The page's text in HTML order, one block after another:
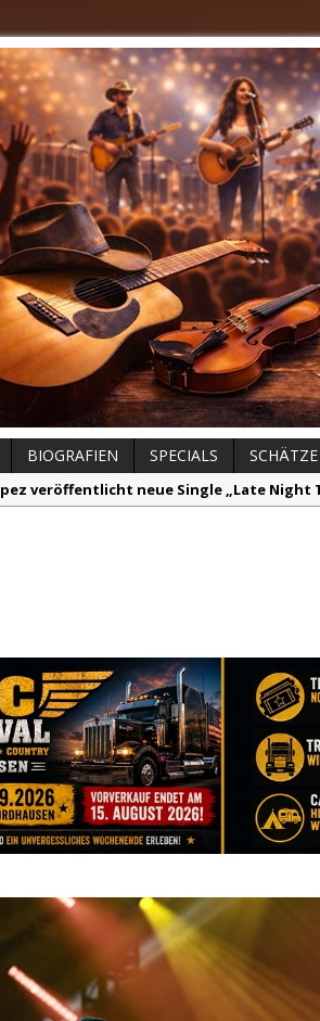
BIOGRAFIEN SPECIALS
pez veröffentlicht neue Single „Late Night
Danke für Euer Vertrauen: Country.de
Carter Faith mit brandneuem Musikvideo
Ella Langley schreibt Musikgeschichte: